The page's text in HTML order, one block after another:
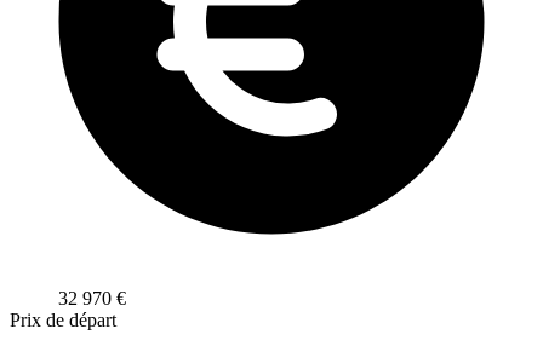
32 970 €
Prix de départ